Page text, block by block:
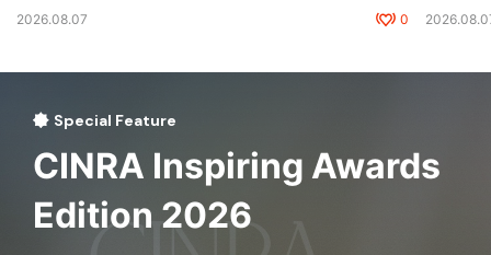
2026.08.07 0
Special Feature
CINRA Inspiring Awards
Edition 2026